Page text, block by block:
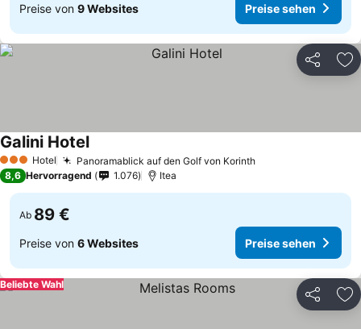
Preise von 9 Websites Preise sehen
Teilen
3 SterneHotel Panoramablick auf den Golf von Korinth
Galini Hotel
8,6 Hervorragend 1.076 Itea
Ab 89 €
Preise von 6 Websites Preise sehen
Teilen
Beliebte Wahl